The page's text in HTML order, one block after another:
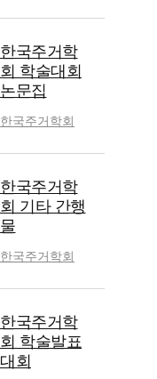
한국주거학
회 학술대회
논문집
한국주거학회
한국주거학
회 기타 간행
물
한국주거학회
한국주거학
회 학술발표
대회